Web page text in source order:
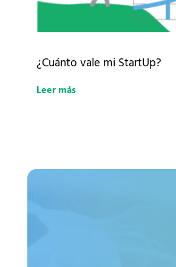
¿Cuánto vale mi StartUp?
Leer más